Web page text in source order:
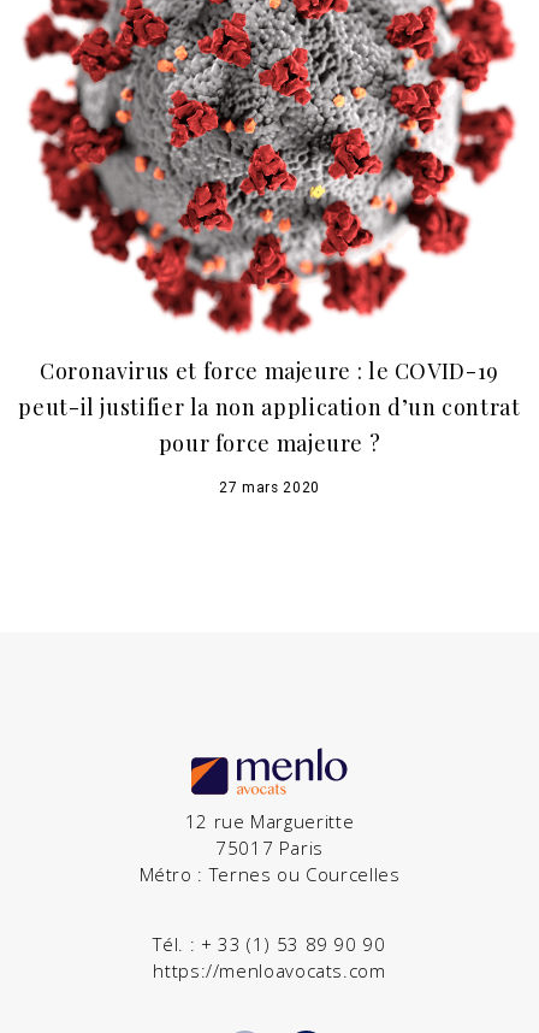
Coronavirus et force majeure : le COVID-19
peut-il justifier la non application d’un contrat
pour force majeure ?
27 mars 2020
12 rue Margueritte
75017 Paris
Métro : Ternes ou Courcelles
Tél. : + 33 (1) 53 89 90 90
https://menloavocats.com